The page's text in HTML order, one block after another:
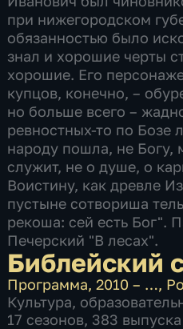
при нижегородском
обязанностью было
знал и хорошие черты
хорошие. Его
купцов, конечно, –
но больше всего –
ревностных-то по Бозе
народу пошла, не Богу,
служит, не о душе, о
Воистину, как древле
пустыне сотвориша
рекоша: сей есть Бог".
Печерский "В лесах".
Библейский
Программа,2010 – …,
Культура,
17 сезонов, 383 выпуска